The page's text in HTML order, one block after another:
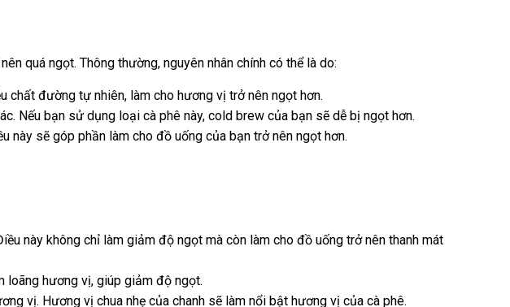
quá ngọt. Thông thường, nguyên nhân chính có thể là do:
chất đường tự nhiên, làm cho hương vị trở nên ngọt hơn.
Nếu bạn sử dụng loại cà phê này, cold brew của bạn sẽ dễ bị ngọt hơn.
sẽ góp phần làm cho đồ uống của bạn trở nên ngọt hơn.
này không chỉ làm giảm độ ngọt mà còn làm cho đồ uống trở nên thanh mát
loãng hương vị, giúp giảm độ ngọt.
vị. Hương vị chua nhẹ của chanh sẽ làm nổi bật hương vị của cà phê.